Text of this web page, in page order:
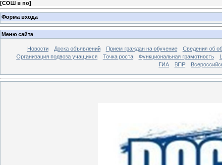
[СОШ в по]
Форма входа
Меню сайта
Новости Доска объявлений Прием граждан на обучение
Сведения об
Организация подвоза учащихся
Точка роста Функциональная грамотность
ГИА
ВПР